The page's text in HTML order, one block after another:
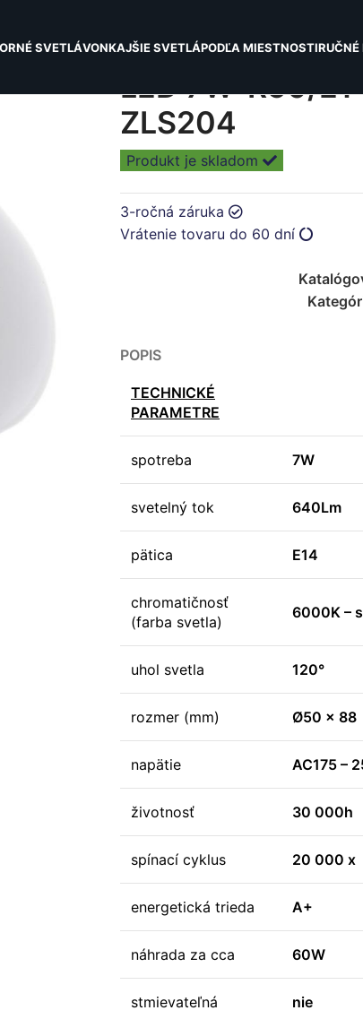
SVETLÁVONKAJŠIE SVETLÁPODĽA MIESTNOSTIRUČNÉ
LED 7W-R50/
ZLS204
Produkt je skladom
3-ročná záruka
Vrátenie tovaru do 60 dní
POPIS
TECHNICKÉ
PARAMETRE
spotreba 7W
svetelný tok 640Lm
pätica E14
chromatičnosť
(farba svetla)
6000K –
uhol svetla 120°
rozmer (mm) Ø50 x 88
napätie AC175 –
životnosť 30 000h
spínací cyklus 20 000 x
energetická trieda A+
náhrada za cca 60W
stmievateľná nie